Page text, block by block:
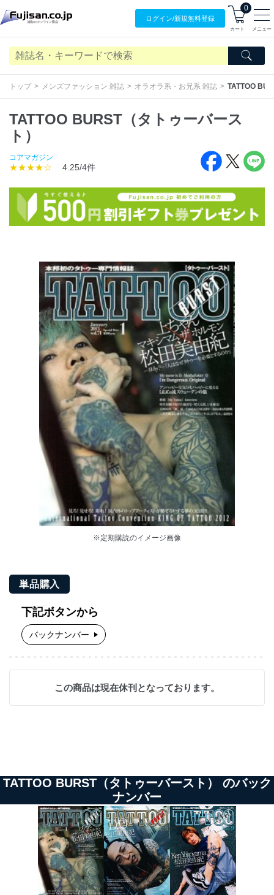
ログイン/新規無料登録
0
カート メニュー
トップ メンズファッション 雑誌 オラオラ系・お兄系 雑誌 TATTOO
TATTOO BURST（タトゥーバース
ト）
コアマガジン
★★★★☆ 4.25/4件
※定期購読のイメージ画像
単品購入
下記ボタンから
バックナンバー
この商品は現在休刊となっております。
TATTOO BURST（タトゥーバースト） のバック
ナンバー